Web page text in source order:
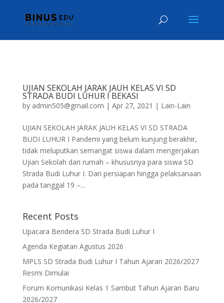
UJIAN SEKOLAH JARAK JAUH KELAS VI SD
STRADA BUDI LUHUR I BEKASI
by admin505@gmail.com | Apr 27, 2021 | Lain-Lain
UJIAN SEKOLAH JARAK JAUH KELAS VI SD STRADA
BUDI LUHUR I Pandemi yang belum kunjung berakhir,
tidak meluputkan semangat siswa dalam mengerjakan
Ujian Sekolah dari rumah – khususnya para siswa SD
Strada Budi Luhur I. Dari persiapan hingga pelaksanaan
pada tanggal 19 –...
Recent Posts
Upacara Bendera SD Strada Budi Luhur I
Agenda Kegiatan Agustus 2026
MPLS SD Strada Budi Luhur I Tahun Ajaran 2026/2027
Resmi Dimulai
Forum Komunikasi Kelas 1 Sambut Tahun Ajaran Baru
2026/2027